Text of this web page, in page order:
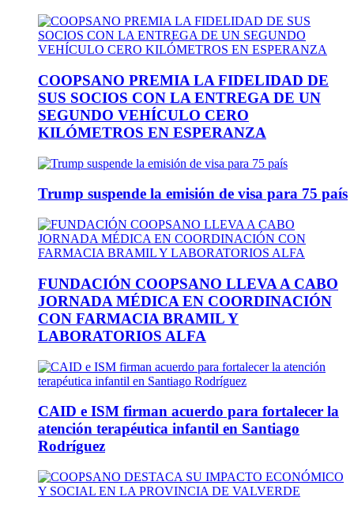
COOPSANO PREMIA LA FIDELIDAD DE
SUS SOCIOS CON LA ENTREGA DE UN
SEGUNDO VEHÍCULO CERO
KILÓMETROS EN ESPERANZA
Trump suspende la emisión de visa para 75 país
FUNDACIÓN COOPSANO LLEVA A CABO
JORNADA MÉDICA EN COORDINACIÓN
CON FARMACIA BRAMIL Y
LABORATORIOS ALFA
CAID e ISM firman acuerdo para fortalecer la
atención terapéutica infantil en Santiago
Rodríguez